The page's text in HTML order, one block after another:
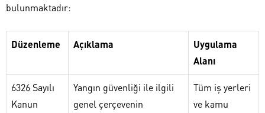
bulunmaktadır:
Düzenleme Açıklama
Uygulama
Alanı
6326 Sayılı
Kanun
Yangın güvenliği ile ilgili
genel çerçevenin
Tüm iş yerleri
ve kamu